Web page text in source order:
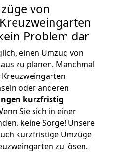
von
Problem dar
einen Umzug von
zu planen. Manchmal
oder anderen
kurzfristig
Sie sich in einer
keine Sorge! Unsere
kurzfristige Umzüge
zu lösen.